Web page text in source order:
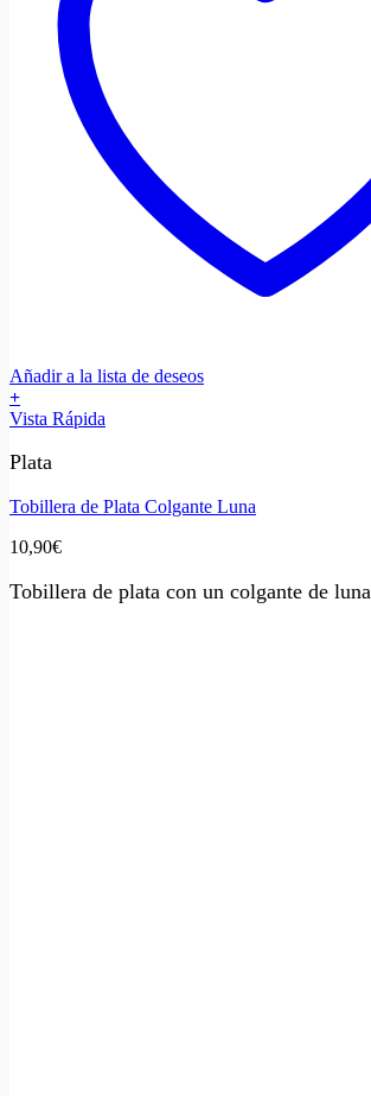
Añadir a la lista de deseos
+
Vista Rápida
Plata
Tobillera de Plata Colgante Luna
10,90€
Tobillera de plata con un colgante de luna